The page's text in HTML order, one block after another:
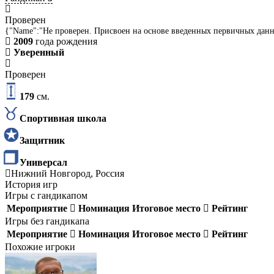
Проверен
{"Name":"Не проверен. Присвоен на основе введенных первичных
2009 года рождения
Уверенный
Проверен
179 см.
Спортивная школа
Защитник
Универсал
Нижний Новгород, Россия
История игр
Игры с гандикапом
Мероприятие
Номинация Итоговое место
Рейтинг
Игры без гандикапа
Мероприятие
Номинация Итоговое место
Рейтинг
Похожие игроки